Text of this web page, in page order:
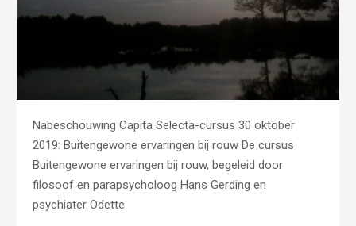
Nabeschouwing Capita Selecta-cursus 30 oktober
2019: Buitengewone ervaringen bij rouw De cursus
Buitengewone ervaringen bij rouw, begeleid door
filosoof en parapsycholoog Hans Gerding en
psychiater Odette